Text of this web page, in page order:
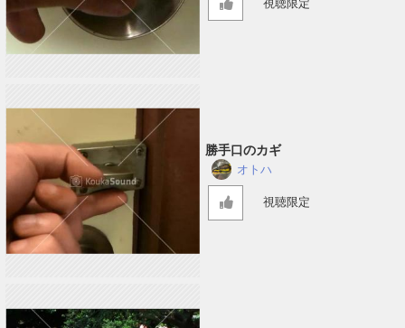
視聴限定
勝手口のカギ
オトハ
視聴限定